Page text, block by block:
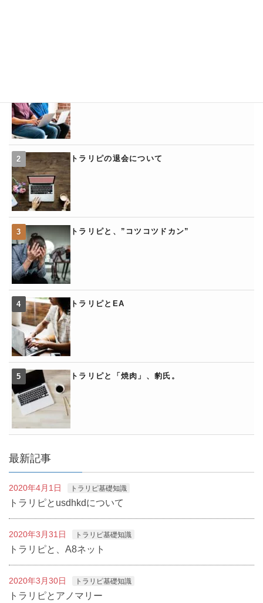
トラリピの退会について
トラリピと、”コツコツドカン”
トラリピとEA
トラリピと「焼肉」、豹氏。
最新記事
2020年4月1日 トラリピ基礎知識
トラリピとusdhkdについて
2020年3月31日 トラリピ基礎知識
トラリピと、A8ネット
2020年3月30日 トラリピ基礎知識
トラリピとアノマリー